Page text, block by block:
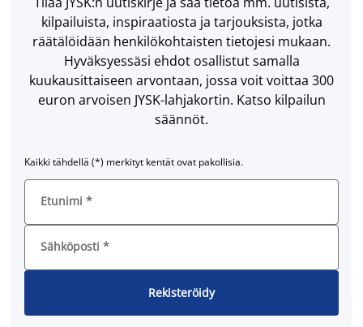
kilpailuista, inspiraatiosta ja tarjouksista, jotka
räätälöidään henkilökohtaisten tietojesi mukaan.
Hyväksyessäsi ehdot osallistut samalla
kuukausittaiseen arvontaan, jossa voit voittaa 300
euron arvoisen JYSK-lahjakortin. Katso kilpailun
säännöt.
Kaikki tähdellä (*) merkityt kentät ovat pakollisia.
Etunimi *
Sähköposti *
Rekisteröidy